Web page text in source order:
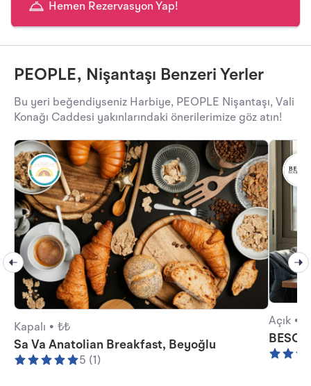
Hemen Rezervasyon Yap!
PEOPLE, Nişantaşı Benzeri Yerler
Bu yeri beğendiyseniz Harbiye, PEOPLE Nişantaşı, Vali
Konağı Caddesi yakınlarındaki önerilerimize göz atın!
Kapalı • ₺₺
Sa Va Anatolian Breakfast, Beyoğlu
5 (1)
Açık •
BESO